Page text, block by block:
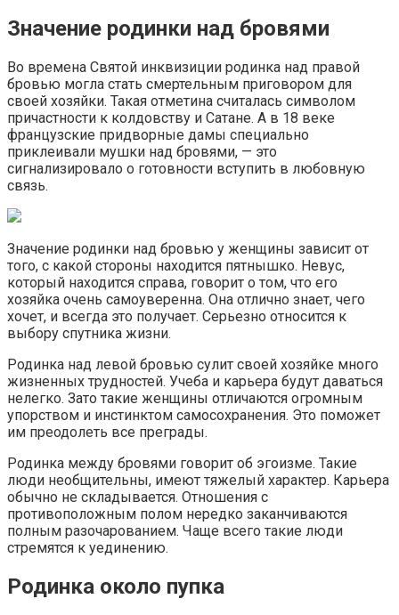
Значение родинки над бровями
Во времена Святой инквизиции родинка над правой
бровью могла стать смертельным приговором для
своей хозяйки. Такая отметина считалась символом
причастности к колдовству и Сатане. А в 18 веке
французские придворные дамы специально
приклеивали мушки над бровями, — это
сигнализировало о готовности вступить в любовную
связь.
Значение родинки над бровью у женщины зависит от
того, с какой стороны находится пятнышко. Невус,
который находится справа, говорит о том, что его
хозяйка очень самоуверенна. Она отлично знает, чего
хочет, и всегда это получает. Серьезно относится к
выбору спутника жизни.
Родинка над левой бровью сулит своей хозяйке много
жизненных трудностей. Учеба и карьера будут даваться
нелегко. Зато такие женщины отличаются огромным
упорством и инстинктом самосохранения. Это поможет
им преодолеть все преграды.
Родинка между бровями говорит об эгоизме. Такие
люди необщительны, имеют тяжелый характер. Карьера
обычно не складывается. Отношения с
противоположным полом нередко заканчиваются
полным разочарованием. Чаще всего такие люди
стремятся к уединению.
Родинка около пупка